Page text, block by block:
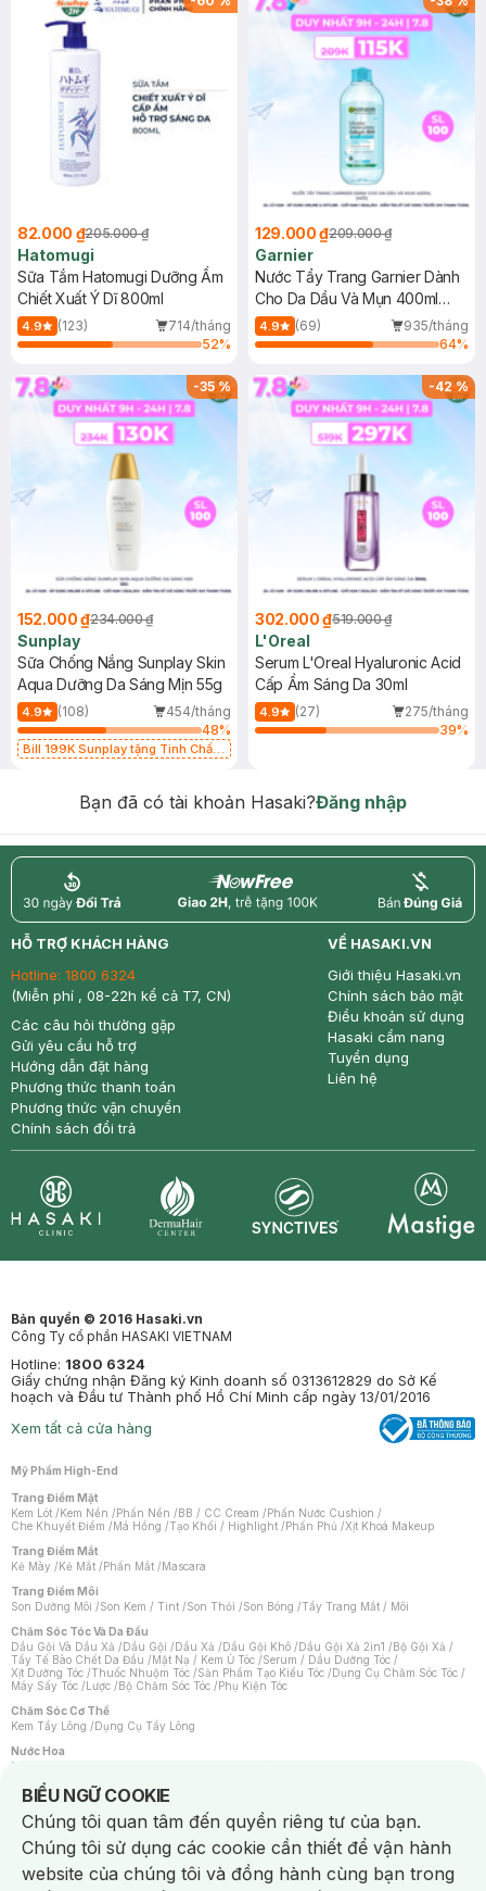
82.000 ₫205.000 ₫
Hatomugi
Sữa Tắm Hatomugi Dưỡng Ẩm
Chiết Xuất Ý Dĩ 800ml
4.9 (123)
714/tháng
52%
129.000 ₫209.000 ₫
Garnier
Nước Tẩy Trang Garnier Dành
Cho Da Dầu Và Mụn 400ml
(Mới)
4.9 (69)
935/tháng
64%
-35%
152.000 ₫234.000 ₫
Sunplay
Sữa Chống Nắng Sunplay Skin
Aqua Dưỡng Da Sáng Mịn 55g
4.9 (108)
454/tháng
48%
Bill 199K Sunplay tặng Tinh Chất
-42%
302.000 ₫519.000 ₫
L'Oreal
Serum L'Oreal Hyaluronic Acid
Cấp Ẩm Sáng Da 30ml
4.9 (27)
275/tháng
39%
Bạn đã có tài khoản Hasaki?Đăng nhập
return nowfree price
HỖ TRỢ KHÁCH HÀNG
Hotline: 1800 6324
(Miễn phí , 08-22h kể cả T7, CN)
Các câu hỏi thường gặp
Gửi yêu cầu hỗ trợ
Hướng dẫn đặt hàng
Phương thức thanh toán
Phương thức vận chuyển
Chính sách đổi trả
VỀ HASAKI.VN
Giới thiệu Hasaki.vn
Chính sách bảo mật
Điều khoản sử dụng
Hasaki cẩm nang
Tuyển dụng
Liên hệ
Bản quyền © 2016 Hasaki.vn
Công Ty cổ phần HASAKI VIETNAM
Hotline: 1800 6324
Giấy chứng nhận Đăng ký Kinh doanh số 0313612829 do Sở Kế
hoạch và Đầu tư Thành phố Hồ Chí Minh cấp ngày 13/01/2016
Xem tất cả cửa hàng
Mỹ Phẩm High-End
Trang Điểm Mặt
Kem Lót /Kem Nền /Phấn Nền /BB / CC Cream /Phấn Nước Cushion /
Che Khuyết Điểm /Má Hồng /Tạo Khối / Highlight /Phấn Phủ /Xịt Khoá Makeup
Trang Điểm Mắt
Kẻ Mày /Kẻ Mắt /Phấn Mắt /Mascara
Trang Điểm Môi
Son Dưỡng Môi /Son Kem / Tint /Son Thỏi /Son Bóng /Tẩy Trang Mắt / Môi
Chăm Sóc Tóc Và Da Đầu
Dầu Gội Và Dầu Xả /Dầu Gội /Dầu Xả /Dầu Gội Khô /Dầu Gội Xả 2in1 /Bộ Gội Xả /
Tẩy Tế Bào Chết Da Đầu /Mặt Nạ / Kem Ủ Tóc /Serum / Dầu Dưỡng Tóc /
Xịt Dưỡng Tóc /Thuốc Nhuộm Tóc /Sản Phẩm Tạo Kiểu Tóc /Dụng Cụ Chăm Sóc Tóc /
Máy Sấy Tóc /Lược /Bộ Chăm Sóc Tóc /Phụ Kiện Tóc
Chăm Sóc Cơ Thể
Kem Tẩy Lông /Dụng Cụ Tẩy Lông
Nước Hoa
Nước Hoa Nữ
Chăm Sóc Cá Nhân
Chống Muỗi /Khẩu Trang /Máy Massage/Mặt Nạ Xông Hơi /Nước Rửa Tay/
Sản Phẩm Chăm Sóc Khác /Bàn Chải Đánh Răng /Bàn Chải Điện/
Hỗ Trợ Trắng Răng/Kem Đánh Răng /Máy Tăm Nước/ Nước Súc Miệng/
Tăm / Chỉ Nha Khoa/ Xịt Thơm Miệng / Dung Dịch Vệ Sinh/Dưỡng Vùng Kín/
Khăn Ướt Vệ Sinh Vùng Kín/Băng Vệ Sinh/Tampon/Bọt Cạo Râu /Dao Cạo Râu/
Máy Cạo Râu
BIỂU NGỮ COOKIE
Notice about cookies usage
Chúng tôi quan tâm đến quyền riêng tư của bạn.
Chúng tôi sử dụng các cookie cần thiết để vận hành
website của chúng tôi và đồng hành cùng bạn trong